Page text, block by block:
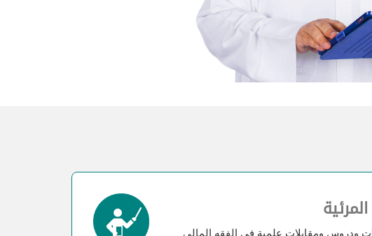
ودروس ومقابلات علمية في الفقه المالي